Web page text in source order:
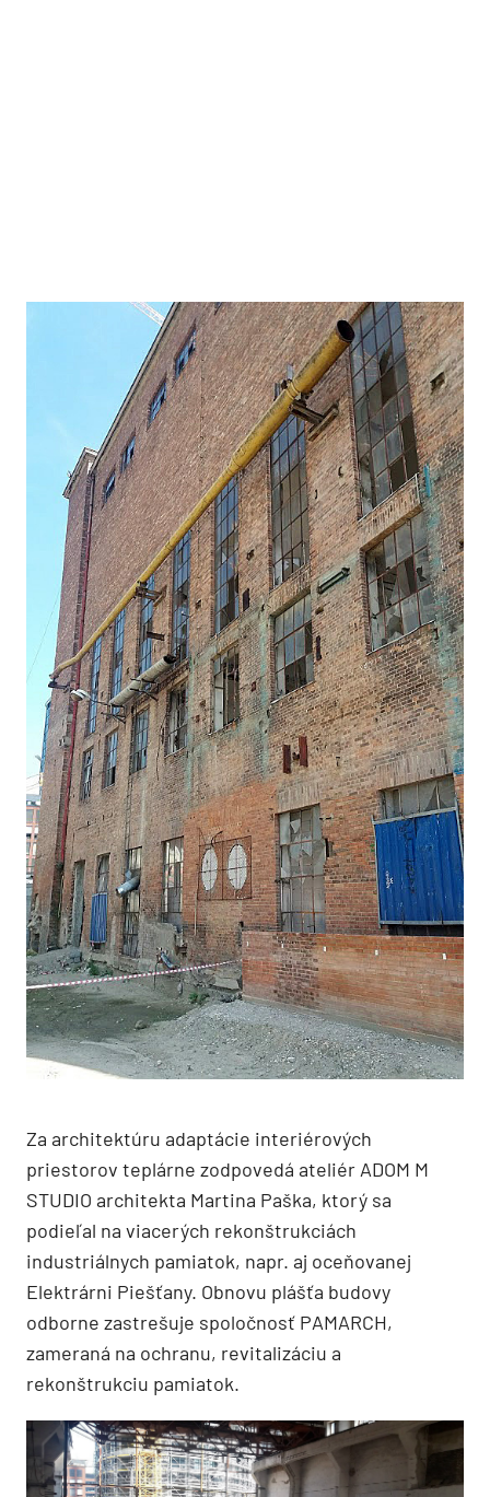
Za architektúru adaptácie interiérových
priestorov teplárne zodpovedá ateliér ADOM M
STUDIO architekta Martina Paška, ktorý sa
podieľal na viacerých rekonštrukciách
industriálnych pamiatok, napr. aj oceňovanej
Elektrárni Piešťany. Obnovu plášťa budovy
odborne zastrešuje spoločnosť PAMARCH,
zameraná na ochranu, revitalizáciu a
rekonštrukciu pamiatok.